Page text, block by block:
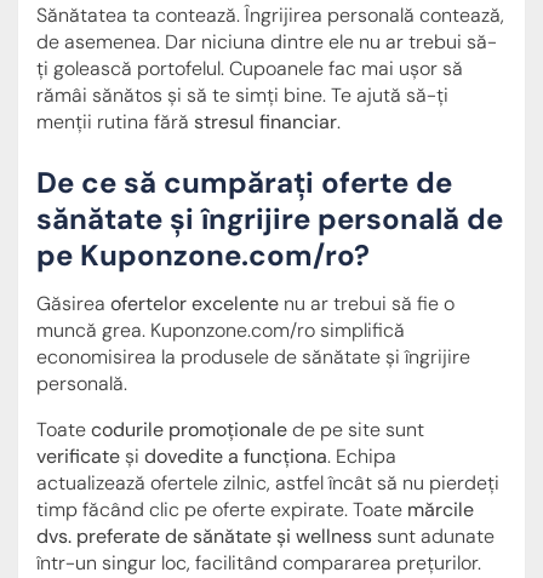
Sănătatea ta contează. Îngrijirea personală contează,
de asemenea. Dar niciuna dintre ele nu ar trebui să-
ți golească portofelul. Cupoanele fac mai ușor să
rămâi sănătos și să te simți bine. Te ajută să-ți
menții rutina fără stresul financiar.
De ce să cumpărați oferte de
sănătate și îngrijire personală de
pe Kuponzone.com/ro?
Găsirea ofertelor excelente nu ar trebui să fie o
muncă grea. Kuponzone.com/ro simplifică
economisirea la produsele de sănătate și îngrijire
personală.
Toatecodurile promoționalede pe site sunt
verificate și dovedite a funcționa. Echipa
actualizează ofertele zilnic, astfel încât să nu pierdeți
timp făcând clic pe oferte expirate. Toate mărcile
dvs. preferate de sănătate și wellness sunt adunate
într-un singur loc, facilitând compararea prețurilor.